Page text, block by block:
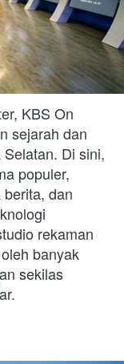
KBS On
sejarah dan
Di sini,
populer,
dan
rekaman
banyak
sekilas